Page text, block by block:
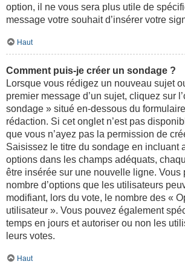
option, il ne vous sera plus utile de
message votre souhait d’insérer votre
Haut
Comment puis-je créer un sondage ?
Lorsque vous rédigez un nouveau sujet
premier message d’un sujet, cliquez sur
sondage » situé en-dessous du
rédaction. Si cet onglet n’est pas
que vous n’ayez pas la permission de
Saisissez le titre du sondage en incluant
options dans les champs adéquats,
être insérée sur une nouvelle ligne. Vous
nombre d’options que les utilisateurs
modifiant, lors du vote, le nombre des «
utilisateur ». Vous pouvez également
temps en jours et autoriser ou non les
leurs votes.
Haut